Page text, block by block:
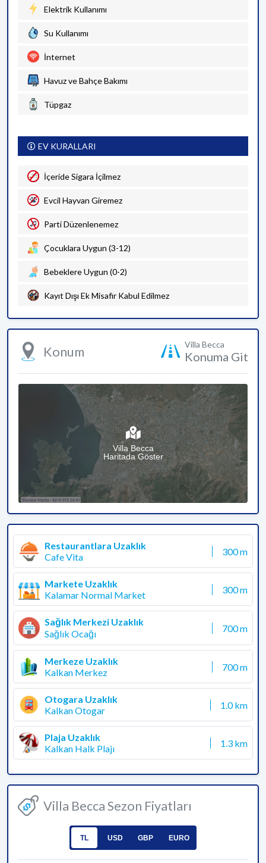
Elektrik Kullanımı
Su Kullanımı
İnternet
Havuz ve Bahçe Bakımı
Tüpgaz
EV KURALLARI
İçeride Sigara İçilmez
Evcil Hayvan Giremez
Parti Düzenlenemez
Çocuklara Uygun (3-12)
Bebeklere Uygun (0-2)
Kayıt Dışı Ek Misafir Kabul Edilmez
Konum Villa Becca
Konuma Git
Villa Becca
Haritada Göster
Restaurantlara Uzaklık
Cafe Vita
300 m
Markete Uzaklık
Kalamar Normal Market
300 m
Sağlık Merkezi Uzaklık
Sağlık Ocağı
700 m
Merkeze Uzaklık
Kalkan Merkez
700 m
Otogara Uzaklık
Kalkan Otogar
1.0 km
Plaja Uzaklık
Kalkan Halk Plajı
1.3 km
Villa Becca Sezon Fiyatları
TL USD GBP EURO